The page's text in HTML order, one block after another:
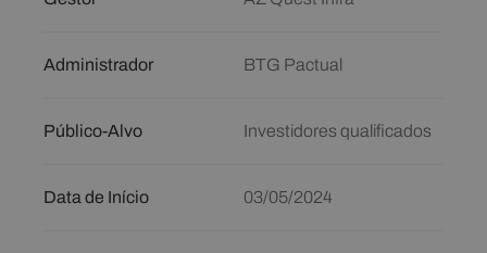
Administrador BTG Pactual
Público-Alvo Investidores qualificados
Data de Início 03/05/2024